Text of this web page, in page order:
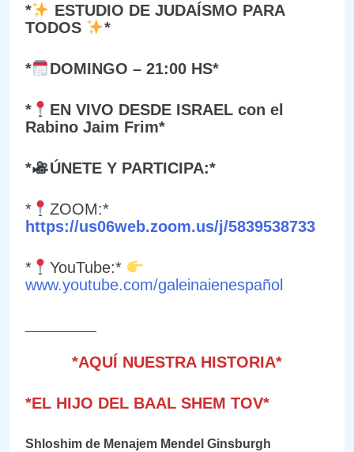
*
ESTUDIO DE JUDAÍSMO PARA
TODOS
*
* DOMINGO – 21:00 HS*
*
EN VIVO DESDE ISRAEL con el
Rabino Jaim Frim*
* ÚNETE Y PARTICIPA:*
*
ZOOM:*
https://us06web.zoom.us/j/5839538733
*
YouTube:*
www.youtube.com/galeinaienespañol
*AQUÍ NUESTRA HISTORIA*
*EL HIJO DEL BAAL SHEM TOV*
Shloshim de Menajem Mendel Ginsburgh